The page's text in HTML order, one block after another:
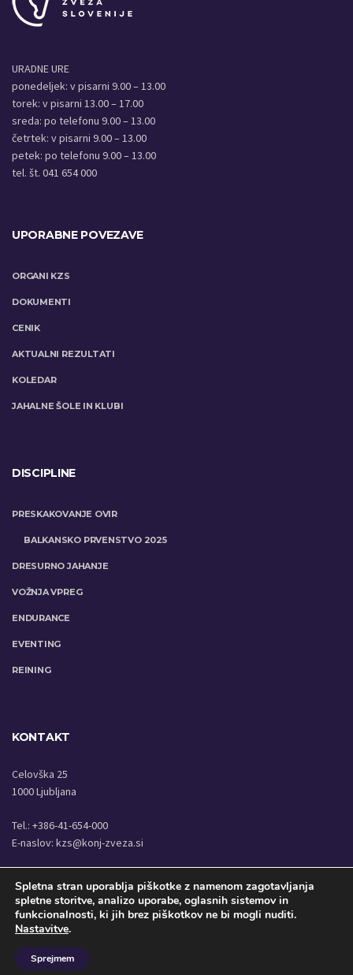
URADNE URE
ponedeljek: v pisarni 9.00 – 13.00
torek: v pisarni 13.00 – 17.00
sreda: po telefonu 9.00 – 13.00
četrtek: v pisarni 9.00 – 13.00
petek: po telefonu 9.00 – 13.00
tel. št. 041 654 000
UPORABNE POVEZAVE
ORGANI KZS
DOKUMENTI
CENIK
AKTUALNI REZULTATI
KOLEDAR
JAHALNE ŠOLE IN KLUBI
DISCIPLINE
PRESKAKOVANJE OVIR
BALKANSKO PRVENSTVO 2025
DRESURNO JAHANJE
VOŽNJA VPREG
ENDURANCE
EVENTING
REINING
KONTAKT
Celovška 25
1000 Ljubljana
Tel.: +386-41-654-000
E-naslov: kzs@konj-zveza.si
COPYRIGHT © KONJENIŠKA ZVEZA SLOVENIJE 2020
ADMINISTRACIJA KZS
Spletna stran uporablja piškotke z namenom zagotavljanja
spletne storitve, analizo uporabe, oglasnih sistemov in
funkcionalnosti, ki jih brez piškotkov ne bi mogli nuditi.
Nastavitve.
Sprejmem